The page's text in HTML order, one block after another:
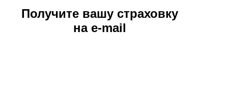
Получите вашу страховку
на e-mail